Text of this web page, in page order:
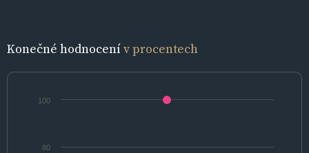
Konečné hodnocenív procentech
80
100